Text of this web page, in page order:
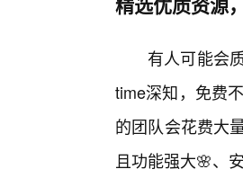
有人可能会
time深知，免费
的团队会花费大
且功能强大🌸、